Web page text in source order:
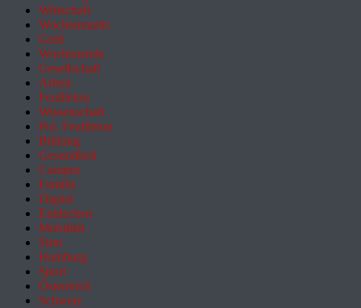
Wirtschaft
Wochenmarkt
Geld
Wochenende
Gesellschaft
Arbeit
Feuilleton
Wissenschaft
Pol. Feuilleton
Bildung
Gesundheit
Campus
Familie
Digital
Entdecken
Mobilität
Sinn
Hamburg
Sport
Österreich
Schweiz